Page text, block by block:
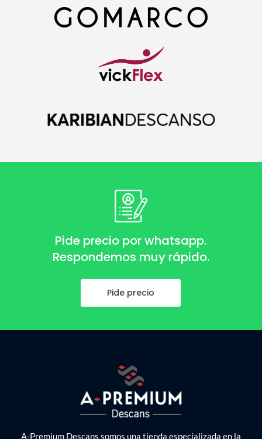
Pide precio por whatsapp.
Respondemos muy rápido.
Pide precio
A-Premium Descans somos una tienda especializada en la